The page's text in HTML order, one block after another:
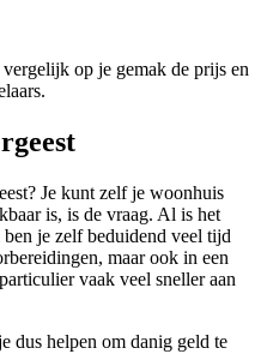
op je gemak de prijs en
Je kunt zelf je woonhuis
is, is de vraag. Al is het
je zelf beduidend veel tijd
maar ook in een
vaak veel sneller aan
dus helpen om danig geld te